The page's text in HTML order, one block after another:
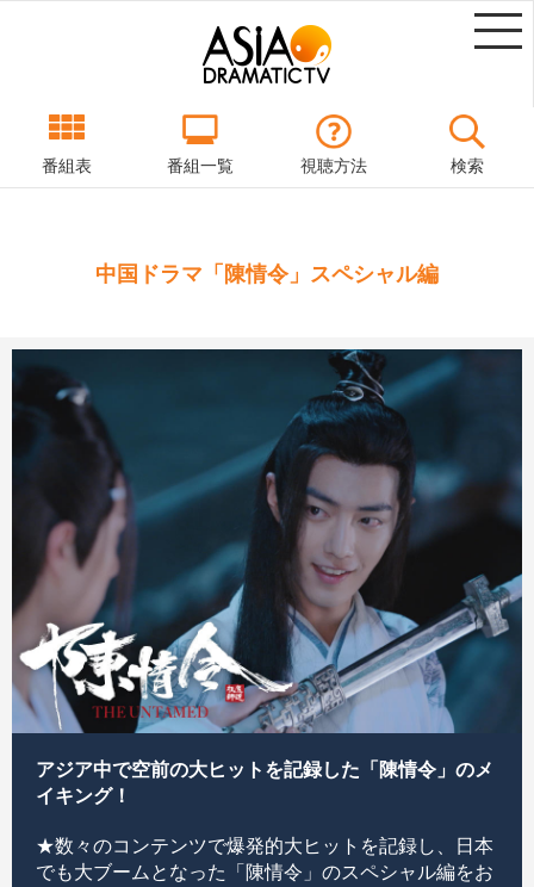
番組表 番組一覧 視聴方法 検索
中国ドラマ「陳情令」スペシャル編
アジア中で空前の大ヒットを記録した「陳情令」のメ
イキング！
★数々のコンテンツで爆発的大ヒットを記録し、日本
でも大ブームとなった「陳情令」のスペシャル編をお